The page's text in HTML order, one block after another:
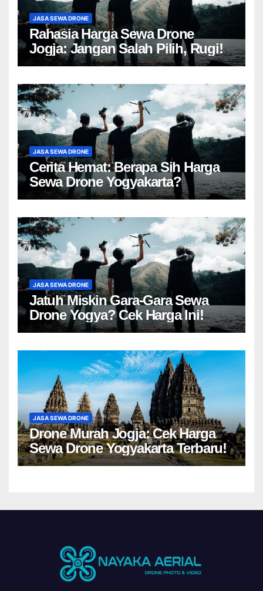
JASA SEWA DRONE
Rahasia Harga Sewa Drone
Jogja: Jangan Salah Pilih, Rugi!
JASA SEWA DRONE
Cerita Hemat: Berapa Sih Harga
Sewa Drone Yogyakarta?
JASA SEWA DRONE
Jatuh Miskin Gara-Gara Sewa
Drone Yogya? Cek Harga Ini!
JASA SEWA DRONE
Drone Murah Jogja: Cek Harga
Sewa Drone Yogyakarta Terbaru!